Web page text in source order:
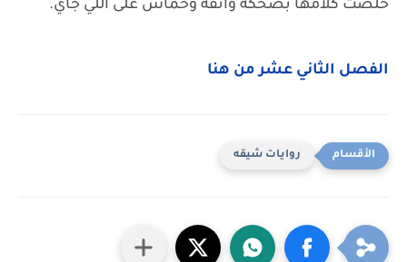
خلصت كلامها بضحكة واثقة وحماس على اللي جاي.
الفصل الثاني عشر من هنا
روايات شيقه